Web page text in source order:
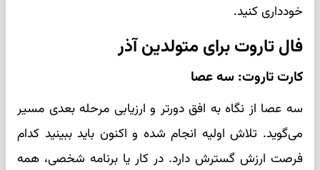
خودداری کنید.
فال تاروت برای متولدین آذر
کارت تاروت: سه عصا
سه عصا از نگاه به افق دورتر و ارزیابی مرحله بعدی مسیر
می‌گوید. تلاش اولیه انجام شده و اکنون باید ببینید کدام
فرصت ارزش گسترش دارد. در کار یا برنامه شخصی، همه